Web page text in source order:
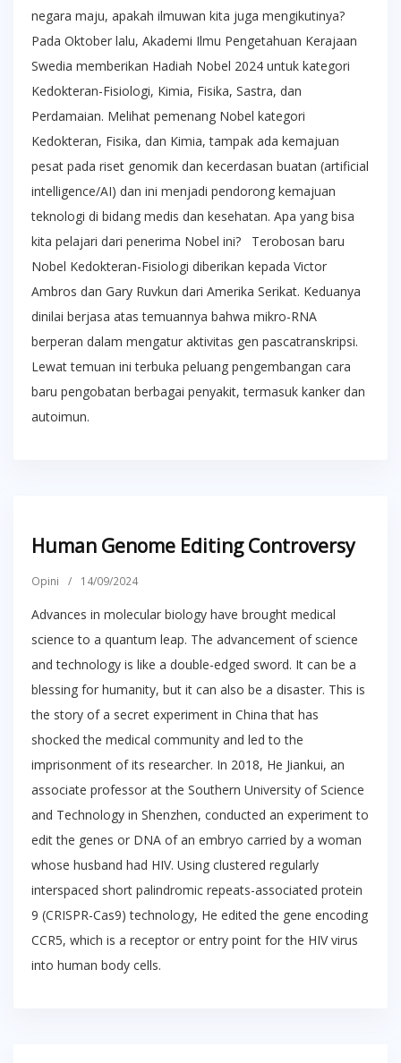
negara maju, apakah ilmuwan kita juga mengikutinya?
Pada Oktober lalu, Akademi Ilmu Pengetahuan Kerajaan
Swedia memberikan Hadiah Nobel 2024 untuk kategori
Kedokteran-Fisiologi, Kimia, Fisika, Sastra, dan
Perdamaian. Melihat pemenang Nobel kategori
Kedokteran, Fisika, dan Kimia, tampak ada kemajuan
pesat pada riset genomik dan kecerdasan buatan (artificial
intelligence/AI) dan ini menjadi pendorong kemajuan
teknologi di bidang medis dan kesehatan. Apa yang bisa
kita pelajari dari penerima Nobel ini? Terobosan baru
Nobel Kedokteran-Fisiologi diberikan kepada Victor
Ambros dan Gary Ruvkun dari Amerika Serikat. Keduanya
dinilai berjasa atas temuannya bahwa mikro-RNA
berperan dalam mengatur aktivitas gen pascatranskripsi.
Lewat temuan ini terbuka peluang pengembangan cara
baru pengobatan berbagai penyakit, termasuk kanker dan
autoimun.
Human Genome Editing Controversy
Opini / 14/09/2024
Advances in molecular biology have brought medical
science to a quantum leap. The advancement of science
and technology is like a double-edged sword. It can be a
blessing for humanity, but it can also be a disaster. This is
the story of a secret experiment in China that has
shocked the medical community and led to the
imprisonment of its researcher. In 2018, He Jiankui, an
associate professor at the Southern University of Science
and Technology in Shenzhen, conducted an experiment to
edit the genes or DNA of an embryo carried by a woman
whose husband had HIV. Using clustered regularly
interspaced short palindromic repeats-associated protein
9 (CRISPR-Cas9) technology, He edited the gene encoding
CCR5, which is a receptor or entry point for the HIV virus
into human body cells.